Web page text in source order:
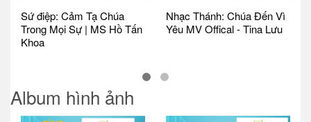
Sứ điệp: Cảm Tạ Chúa
Trong Mọi Sự | MS Hồ Tấn
Khoa
Nhạc Thánh: Chúa Đến Vì
Yêu MV Offical - Tina Lưu
Album hình ảnh